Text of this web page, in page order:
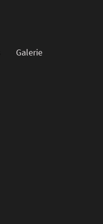
Galerie